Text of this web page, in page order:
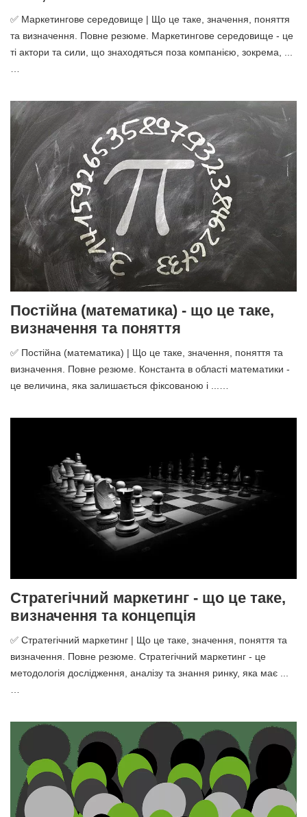
✅ Маркетингове середовище | Що це таке, значення, поняття
та визначення. Повне резюме. Маркетингове середовище - це
ті актори та сили, що знаходяться поза компанією, зокрема, ...
Постійна (математика) - що це таке,
визначення та поняття
✅ Постійна (математика) | Що це таке, значення, поняття та
визначення. Повне резюме. Константа в області математики -
це величина, яка залишається фіксованою і ...…
Стратегічний маркетинг - що це таке,
визначення та концепція
✅ Стратегічний маркетинг | Що це таке, значення, поняття та
визначення. Повне резюме. Стратегічний маркетинг - це
методологія дослідження, аналізу та знання ринку, яка має ...